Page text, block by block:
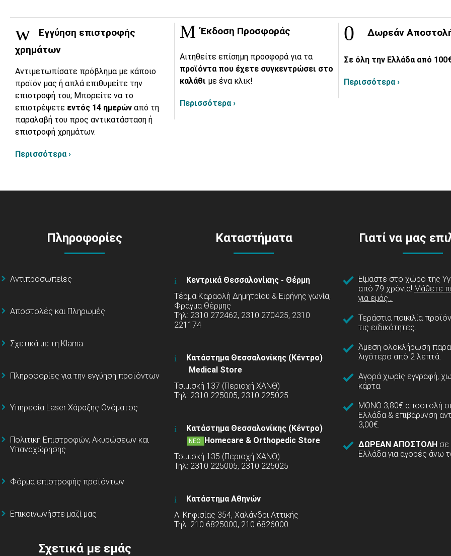
Εγγύηση επιστροφής
χρημάτων
Αντιμετωπίσατε πρόβλημα με κάποιο
προϊόν μας ή απλά επιθυμείτε την
επιστροφή του; Μπορείτε να το
επιστρέψετε εντός 14 ημερών από τη
παραλαβή του προς αντικατάσταση ή
επιστροφή χρημάτων.
Περισσότερα ›
Έκδοση Προσφοράς
Αιτηθείτε επίσημη προσφορά για τα
προϊόντα που έχετε συγκεντρώσει στο
καλάθι με ένα κλικ!
Περισσότερα ›
Δωρεάν
Σε όλη την Ελλάδα από
Περισσότερα ›
Πληροφορίες
Αντιπροσωπείες
Αποστολές και Πληρωμές
Σχετικά με τη Klarna
Πληροφορίες για την εγγύηση προϊόντων
Υπηρεσία Laser Χάραξης Ονόματος
Πολιτική Επιστροφών, Ακυρώσεων και
Υπαναχώρησης
Φόρμα επιστροφής προϊόντων
Επικοινωνήστε μαζί μας
Σχετικά με εμάς
Καταστήματα
Κεντρικά Θεσσαλονίκης - Θέρμη
Τέρμα Καραολή Δημητρίου & Ειρήνης γωνία,
Φράγμα Θέρμης
Τηλ: 2310 272462, 2310 270425, 2310
221174
Κατάστημα Θεσσαλονίκης (Κέντρο)
Medical Store
Τσιμισκή 137 (Περιοχή ΧΑΝΘ)
Τηλ: 2310 225005, 2310 225025
Κατάστημα Θεσσαλονίκης (Κέντρο)
ΝΕΟ
Homecare & Orthopedic Store
Τσιμισκή 135 (Περιοχή ΧΑΝΘ)
Τηλ: 2310 225005, 2310 225025
Κατάστημα Αθηνών
Λ. Κηφισίας 354, Χαλάνδρι Αττικής
Τηλ: 210 6825000, 210 6826000
Γιατί να μας
Είμαστε στο χώρο της
από 79 χρόνια! Μάθετε
για εμάς...
Τεράστια ποικιλία
τις ειδικότητες.
Άμεση ολοκλήρωση
λιγότερο από 2 λεπτά.
Αγορά χωρίς εγγραφή,
κάρτα.
ΜΟΝΟ 3,80€ αποστολή
Ελλάδα & επιβάρυνση
3,00€.
ΔΩΡΕΑΝ ΑΠΟΣΤΟΛΗ σε
Ελλάδα για αγορές άνω